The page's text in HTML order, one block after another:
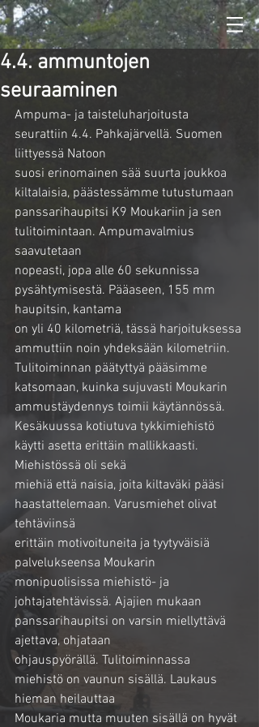
4.4. ammuntojen
seuraaminen
Ampuma- ja taisteluharjoitusta
seurattiin 4.4. Pahkajärvellä. Suomen
liittyessä Natoon
suosi erinomainen sää suurta joukkoa
kiltalaisia, päästessämme tutustumaan
panssarihaupitsi K9 Moukariin ja sen
tulitoimintaan. Ampumavalmius
saavutetaan
nopeasti, jopa alle 60 sekunnissa
pysähtymisestä. Pääaseen, 155 mm
haupitsin, kantama
on yli 40 kilometriä, tässä harjoituksessa
ammuttiin noin yhdeksään kilometriin.
Tulitoiminnan päätyttyä pääsimme
katsomaan, kuinka sujuvasti Moukarin
ammustäydennys toimii käytännössä.
Kesäkuussa kotiutuva tykkimiehistö
käytti asetta erittäin mallikkaasti.
Miehistössä oli sekä
miehiä että naisia, joita kiltaväki pääsi
haastattelemaan. Varusmiehet olivat
tehtäviinsä
erittäin motivoituneita ja tyytyväisiä
palvelukseensa Moukarin
monipuolisissa miehistö- ja
johtajatehtävissä. Ajajien mukaan
panssarihaupitsi on varsin miellyttävä
ajettava, ohjataan
ohjauspyörällä. Tulitoiminnassa
miehistö on vaunun sisällä. Laukaus
hieman heilauttaa
Moukaria mutta muuten sisällä on hyvät